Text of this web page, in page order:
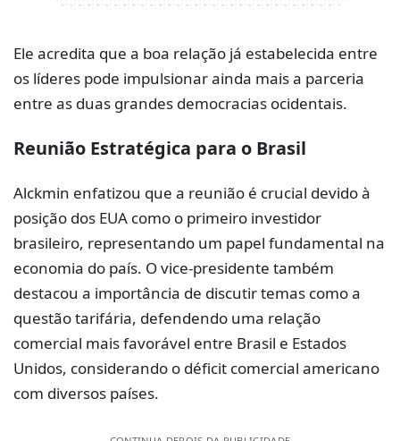
Ele acredita que a boa relação já estabelecida entre
os líderes pode impulsionar ainda mais a parceria
entre as duas grandes democracias ocidentais.
Reunião Estratégica para o Brasil
Alckmin enfatizou que a reunião é crucial devido à
posição dos EUA como o primeiro investidor
brasileiro, representando um papel fundamental na
economia do país. O vice-presidente também
destacou a importância de discutir temas como a
questão tarifária, defendendo uma relação
comercial mais favorável entre Brasil e Estados
Unidos, considerando o déficit comercial americano
com diversos países.